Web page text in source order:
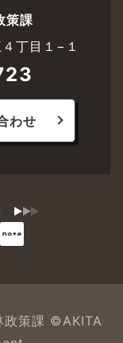
策課
丁目１−１
わせ
政策課 ©AKITA